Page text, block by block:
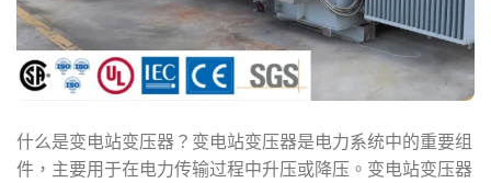
什么是变电站变压器？变电站变压器是电力系统中的重要组
件，主要用于在电力传输过程中升压或降压。变电站变压器